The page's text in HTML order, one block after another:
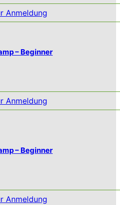
Anmeldung
– Beginner
Anmeldung
– Beginner
Anmeldung